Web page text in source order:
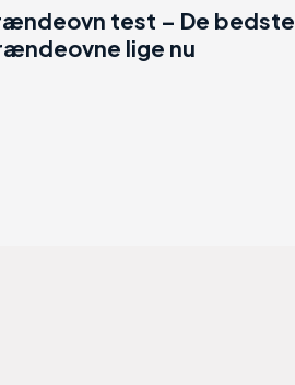
test – De bedste
lige nu